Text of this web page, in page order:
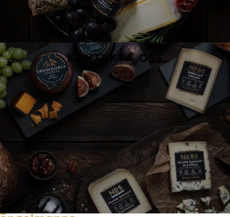
Kontakta oss